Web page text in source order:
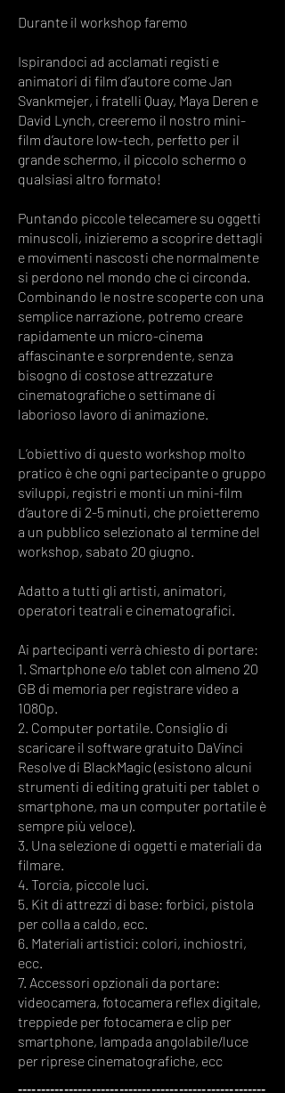
Durante il workshop faremo
Ispirandoci ad acclamati registi e
animatori di film d’autore come Jan
Svankmejer, i fratelli Quay, Maya Deren e
David Lynch, creeremo il nostro mini-
film d’autore low-tech, perfetto per il
grande schermo, il piccolo schermo o
qualsiasi altro formato!
Puntando piccole telecamere su oggetti
minuscoli, inizieremo a scoprire dettagli
e movimenti nascosti che normalmente
si perdono nel mondo che ci circonda.
Combinando le nostre scoperte con una
semplice narrazione, potremo creare
rapidamente un micro-cinema
affascinante e sorprendente, senza
bisogno di costose attrezzature
cinematografiche o settimane di
laborioso lavoro di animazione.
L’obiettivo di questo workshop molto
pratico è che ogni partecipante o gruppo
sviluppi, registri e monti un mini-film
d’autore di 2-5 minuti, che proietteremo
a un pubblico selezionato al termine del
workshop, sabato 20 giugno.
Adatto a tutti gli artisti, animatori,
operatori teatrali e cinematografici.
Ai partecipanti verrà chiesto di portare:
1. Smartphone e/o tablet con almeno 20
GB di memoria per registrare video a
1080p.
2. Computer portatile. Consiglio di
scaricare il software gratuito DaVinci
Resolve di BlackMagic (esistono alcuni
strumenti di editing gratuiti per tablet o
smartphone, ma un computer portatile è
sempre più veloce).
3. Una selezione di oggetti e materiali da
filmare.
4. Torcia, piccole luci.
5. Kit di attrezzi di base: forbici, pistola
per colla a caldo, ecc.
6. Materiali artistici: colori, inchiostri,
ecc.
7. Accessori opzionali da portare:
videocamera, fotocamera reflex digitale,
treppiede per fotocamera e clip per
smartphone, lampada angolabile/luce
per riprese cinematografiche, ecc
------------------------------------------------------